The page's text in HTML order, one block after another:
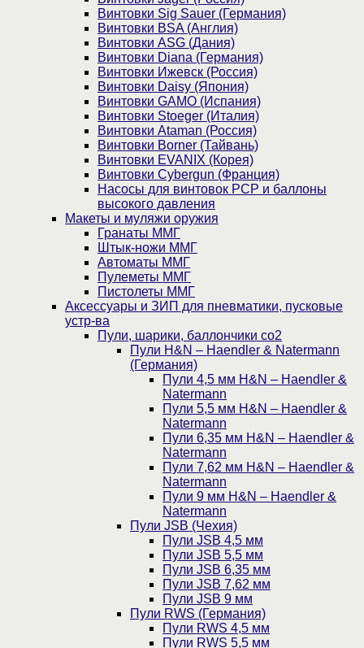
Винтовки Sig Sauer (Германия)
Винтовки BSA (Англия)
Винтовки ASG (Дания)
Винтовки Diana (Германия)
Винтовки Ижевск (Россия)
Винтовки Daisy (Япония)
Винтовки GAMO (Испания)
Винтовки Stoeger (Италия)
Винтовки Ataman (Россия)
Винтовки Borner (Тайвань)
Винтовки EVANIX (Корея)
Винтовки Cybergun (Франция)
Насосы для винтовок PCP и баллоны
высокого давления
Макеты и муляжи оружия
Гранаты ММГ
Штык-ножи ММГ
Автоматы ММГ
Пулеметы ММГ
Пистолеты ММГ
Аксессуары и ЗИП для пневматики, пусковые
устр-ва
Пули, шарики, баллончики со2
Пули H&N – Haendler & Natermann
(Германия)
Пули 4,5 мм H&N – Haendler &
Natermann
Пули 5,5 мм H&N – Haendler &
Natermann
Пули 6,35 мм H&N – Haendler &
Natermann
Пули 7,62 мм H&N – Haendler &
Natermann
Пули 9 мм H&N – Haendler &
Natermann
Пули JSB (Чехия)
Пули JSB 4,5 мм
Пули JSB 5,5 мм
Пули JSB 6,35 мм
Пули JSB 7,62 мм
Пули JSB 9 мм
Пули RWS (Германия)
Пули RWS 4,5 мм
Пули RWS 5,5 мм